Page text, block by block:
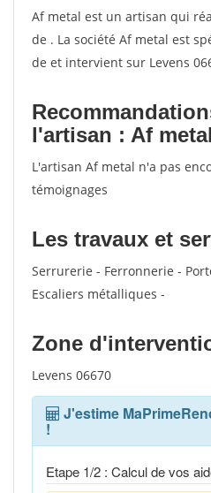
Af metal est un artisan qui
de . La société Af metal est
de et intervient sur Levens
l'artisan : Af metal
L'artisan Af metal n'a pas
témoignages
Les travaux et
Serrurerie - Ferronnerie -
Escaliers métalliques -
Zone
Levens 06670